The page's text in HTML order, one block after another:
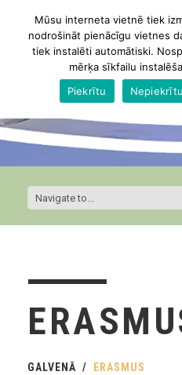
GALVENĀ ERASMUS
Mūsu interneta vietnē tiek
nodrošināt pienācīgu vietnes
tiek instalēti automātiski.
mērķa sīkfailu
Piekrītu
Nepiekrītu